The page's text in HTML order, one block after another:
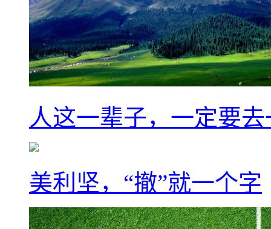
人这一辈子，一定要
美利坚，“撤”就一个字